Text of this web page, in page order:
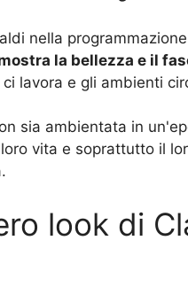
nella
la bellezza e il
lavora e gli ambienti
sia ambientata in
vita e soprattutto il
look di